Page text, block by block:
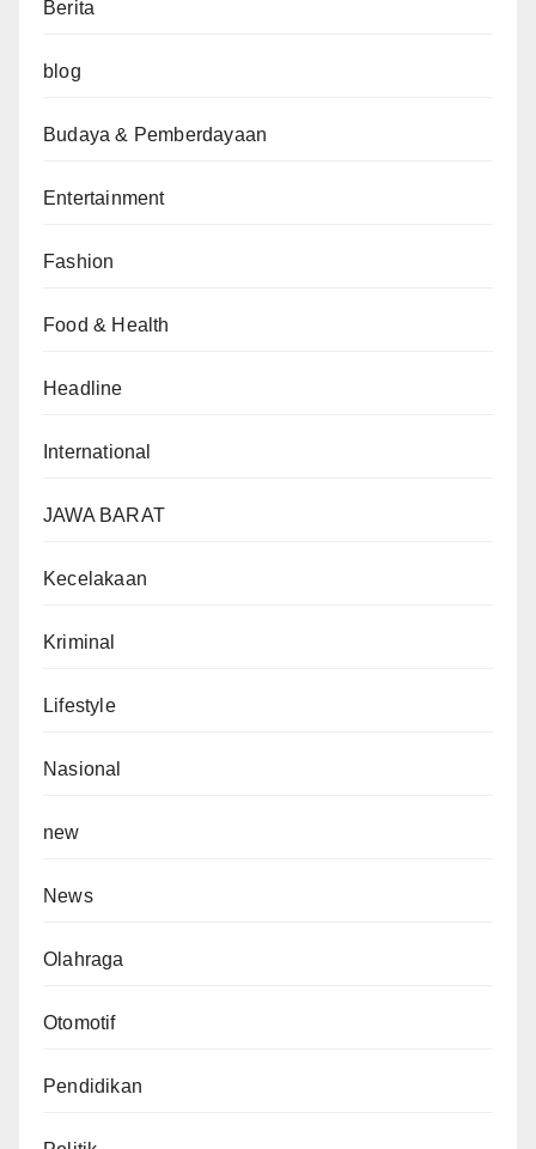
Berita
blog
Budaya & Pemberdayaan
Entertainment
Fashion
Food & Health
Headline
International
JAWA BARAT
Kecelakaan
Kriminal
Lifestyle
Nasional
new
News
Olahraga
Otomotif
Pendidikan